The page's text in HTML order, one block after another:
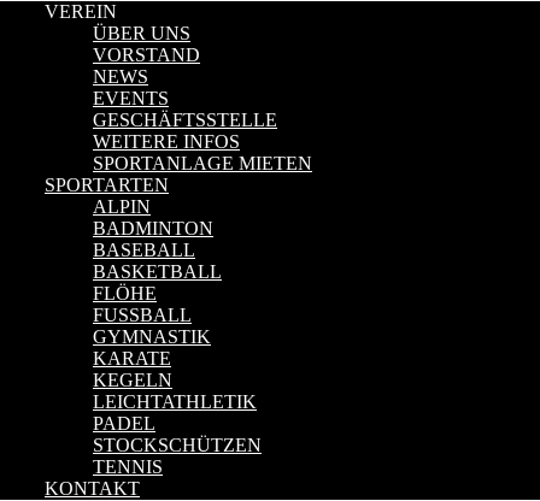
VEREIN
ÜBER UNS
VORSTAND
NEWS
EVENTS
GESCHÄFTSSTELLE
WEITERE INFOS
SPORTANLAGE MIETEN
SPORTARTEN
ALPIN
BADMINTON
BASEBALL
BASKETBALL
FLÖHE
FUSSBALL
GYMNASTIK
KARATE
KEGELN
LEICHTATHLETIK
PADEL
STOCKSCHÜTZEN
TENNIS
KONTAKT